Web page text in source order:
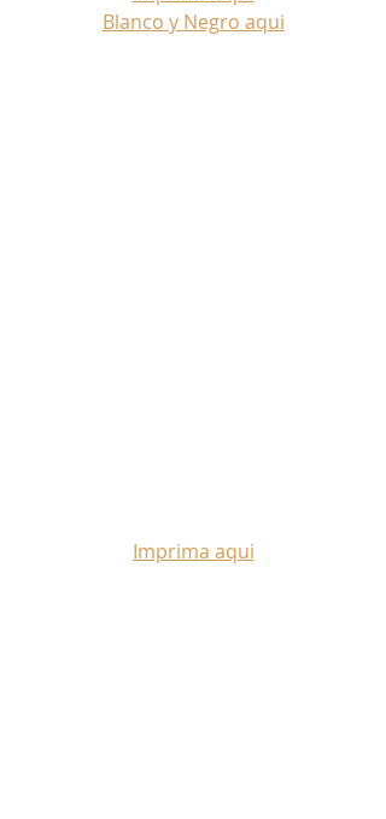
Blanco y Negro aqui
Imprima aqui